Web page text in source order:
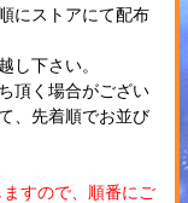
にストアにて配布
し下さい。
頂く場合がござい
、先着順でお並び
すので、順番にご